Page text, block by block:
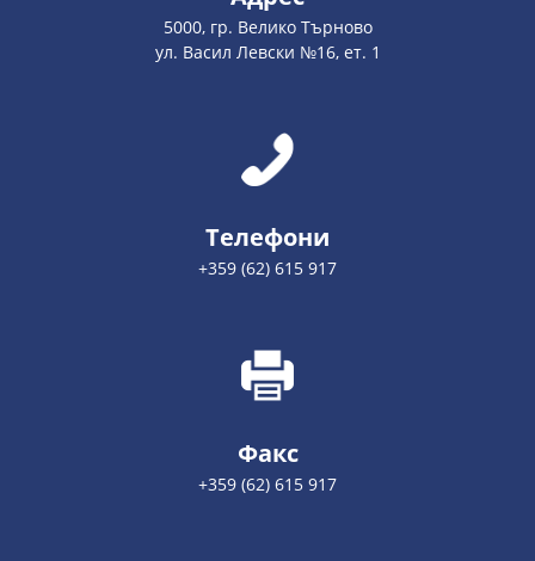
5000, гр. Велико Търново
ул. Васил Левски №16, ет. 1
Телефони
+359 (62) 615 917
Факс
+359 (62) 615 917